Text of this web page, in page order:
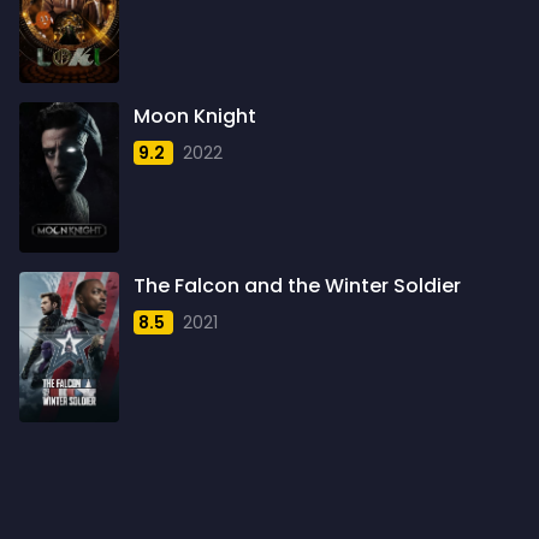
1959
1960
1961
1962
1963
1964
1965
1966
1967
1968
Moon Knight
9.2 2022
The Falcon and the Winter Soldier
8.5 2021